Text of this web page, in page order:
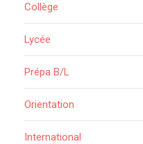
Collège
Lycée
Prépa B/L
Orientation
International